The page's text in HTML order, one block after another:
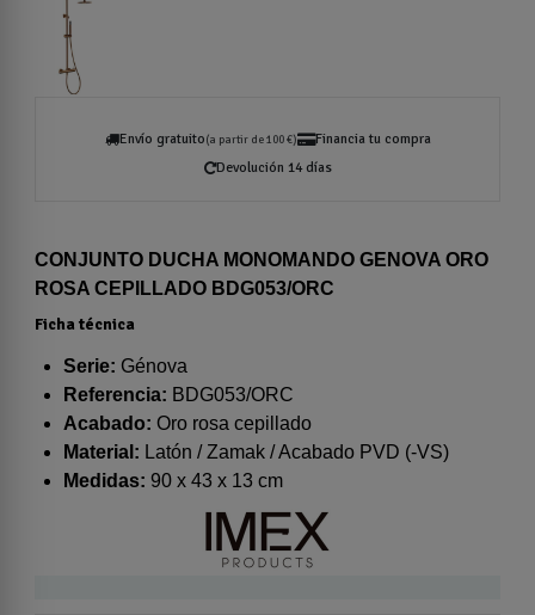
Envío gratuito(a partir de 100 €)
Financia tu compra
Devolución 14 días
CONJUNTO DUCHA MONOMANDO GENOVA ORO
ROSA CEPILLADO BDG053/ORC
Ficha técnica
Serie: Génova
Referencia: BDG053/ORC
Acabado: Oro rosa cepillado
Material: Latón / Zamak / Acabado PVD (-VS)
Medidas: 90 x 43 x 13 cm